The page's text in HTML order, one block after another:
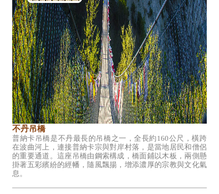
不丹吊橋
普納卡吊橋是不丹最長的吊橋之一，全長約160公尺，橫跨
在波曲河上，連接普納卡宗與對岸村落，是當地居民和僧侶
的重要通道。這座吊橋由鋼索構成，橋面鋪以木板，兩側懸
掛著五彩繽紛的經幡，隨風飄揚，增添濃厚的宗教與文化氣
息。